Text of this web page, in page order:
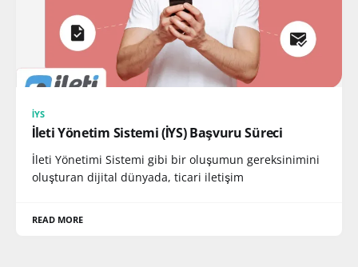
İYS
İleti Yönetim Sistemi (İYS) Başvuru Süreci
İleti Yönetimi Sistemi gibi bir oluşumun gereksinimini
oluşturan dijital dünyada, ticari iletişim
READ MORE